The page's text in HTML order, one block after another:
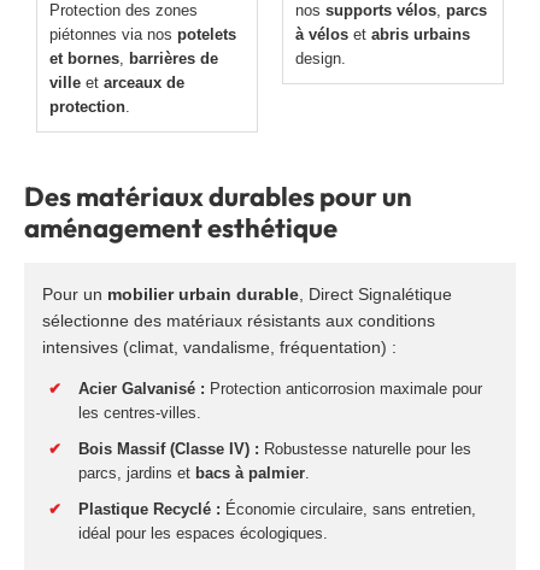
Protection des zones
piétonnes via nos potelets
et bornes, barrières de
ville et arceaux de
protection.
nos supports vélos, parcs
à vélos et abris urbains
design.
Des matériaux durables pour un
aménagement esthétique
Pour un mobilier urbain durable, Direct Signalétique
sélectionne des matériaux résistants aux conditions
intensives (climat, vandalisme, fréquentation) :
✔ Acier Galvanisé : Protection anticorrosion maximale pour
les centres-villes.
✔
Bois Massif (Classe IV) : Robustesse naturelle pour les
parcs, jardins et bacs à palmier.
✔
Plastique Recyclé : Économie circulaire, sans entretien,
idéal pour les espaces écologiques.